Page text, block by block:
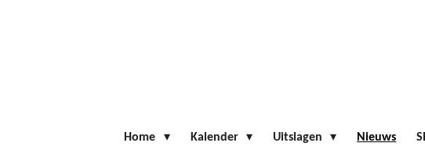
Home Kalender Uitslagen Nieuws